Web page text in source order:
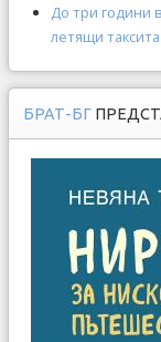
До три години
летящи
БРАТ-БГ